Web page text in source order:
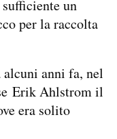
un
per la raccolta
anni fa, nel
Erik Ahlstrom il
era solito